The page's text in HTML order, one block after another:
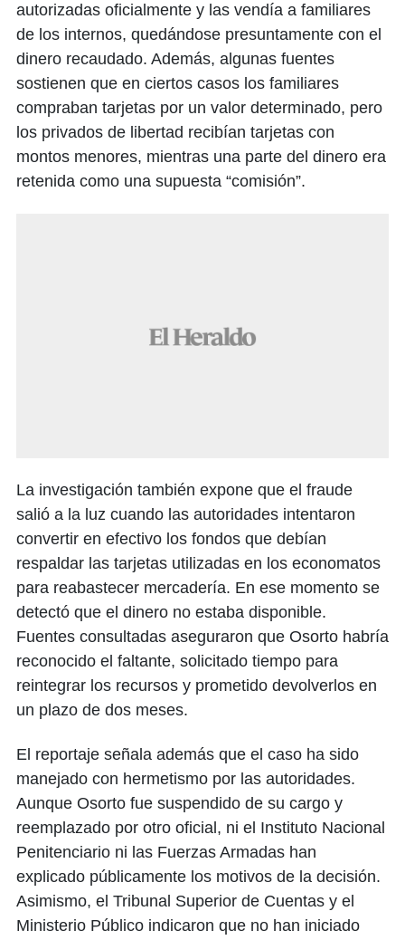
autorizadas oficialmente y las vendía a familiares
de los internos, quedándose presuntamente con el
dinero recaudado. Además, algunas fuentes
sostienen que en ciertos casos los familiares
compraban tarjetas por un valor determinado, pero
los privados de libertad recibían tarjetas con
montos menores, mientras una parte del dinero era
retenida como una supuesta “comisión”.
La investigación también expone que el fraude
salió a la luz cuando las autoridades intentaron
convertir en efectivo los fondos que debían
respaldar las tarjetas utilizadas en los economatos
para reabastecer mercadería. En ese momento se
detectó que el dinero no estaba disponible.
Fuentes consultadas aseguraron que Osorto habría
reconocido el faltante, solicitado tiempo para
reintegrar los recursos y prometido devolverlos en
un plazo de dos meses.
El reportaje señala además que el caso ha sido
manejado con hermetismo por las autoridades.
Aunque Osorto fue suspendido de su cargo y
reemplazado por otro oficial, ni el Instituto Nacional
Penitenciario ni las Fuerzas Armadas han
explicado públicamente los motivos de la decisión.
Asimismo, el Tribunal Superior de Cuentas y el
Ministerio Público indicaron que no han iniciado